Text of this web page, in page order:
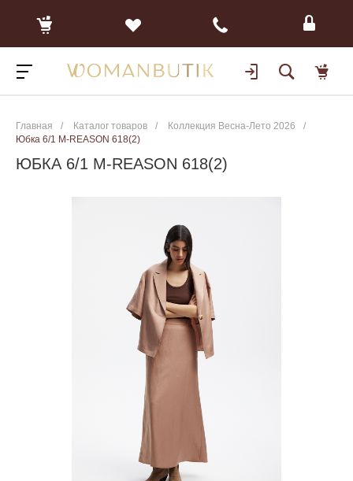
Главная / Каталог товаров / Коллекция Весна-Лето 2026
/
Юбка 6/1 M-REASON 618(2)
ЮБКА 6/1 M-REASON 618(2)